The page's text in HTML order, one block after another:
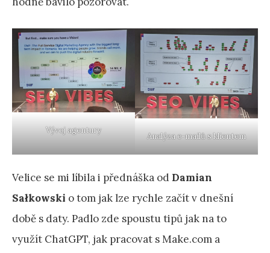
Vývoj agentury
Analýza e-mailů s klientem
Velice se mi líbila i přednáška od Damian
Sałkowski o tom jak lze rychle začít v dnešní
době s daty. Padlo zde spoustu tipů jak na to
využít ChatGPT, jak pracovat s Make.com a